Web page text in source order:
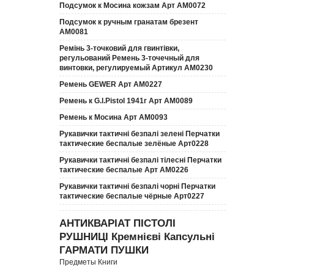
Подсумок к Мосина кожзам Арт АМ0072
Подсумок к ручным гранатам брезент
АМ0081
Ремінь 3-точковий для гвинтівки,
регульований Ремень 3-точечный для
винтовки, регулируемый Артикул АМ0230
Ремень GEWER Арт АМ0227
Ремень к G.l.Pistol 1941г Арт АМ0089
Ремень к Мосина Арт АМ0093
Рукавички тактичні безпалі зелені Перчатки
тактические беспалые зелёные Арт0228
Рукавички тактичні безпалі тілесні Перчатки
тактические беспалые Арт АМ0226
Рукавички тактичні безпалі чорні Перчатки
тактические беспалые чёрные Арт0227
АНТИКВАРІАТ ПІСТОЛІ
РУШНИЦІ Кремнієві Капсульні
ГАРМАТИ ПУШКИ
Предметы Книги